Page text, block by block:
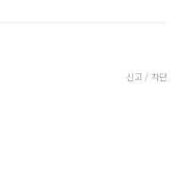
신고 / 차단